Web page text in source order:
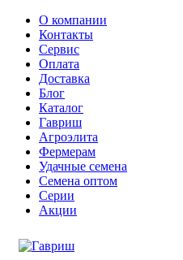
О компании
Контакты
Сервис
Оплата
Доставка
Блог
Каталог
Гавриш
Агроэлита
Фермерам
Удачные семена
Семена оптом
Серии
Акции